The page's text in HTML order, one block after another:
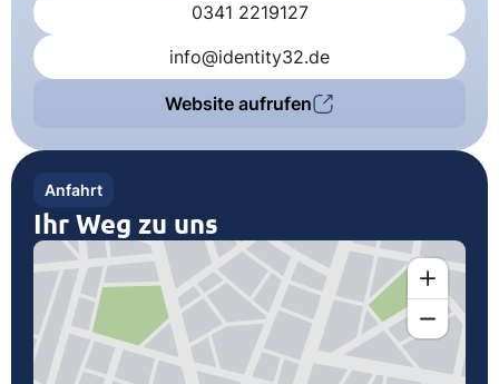
0341 2219127
info@identity32.de
Website aufrufen
Anfahrt
Ihr Weg zu uns